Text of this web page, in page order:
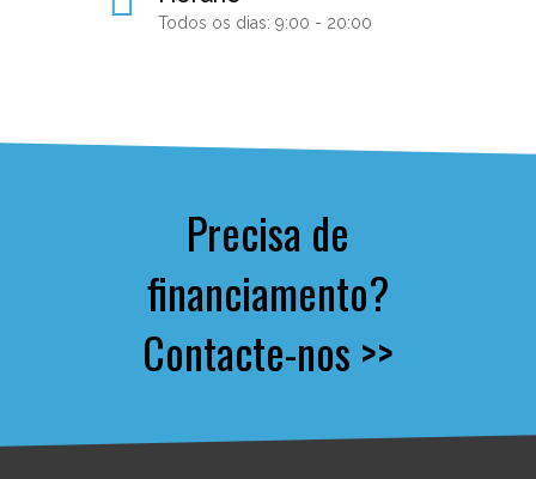
Todos os dias: 9:00 - 20:00
Precisa de
financiamento?
Contacte-nos >>